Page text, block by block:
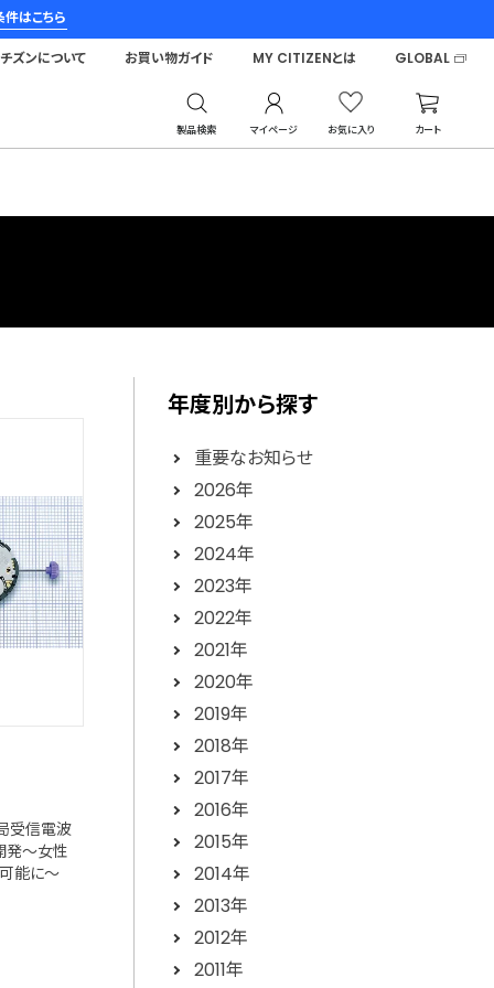
はこちら
製品検索 マイページ お気に入り カート
ズンについて お買い物ガイド MY CITIZENとは GLOBAL
受信電波
発～女性
能に～
年度別から探す
重要なお知らせ
2026年
2025年
2024年
2023年
2022年
2021年
2020年
2019年
2018年
2017年
2016年
2015年
2014年
2013年
2012年
2011年